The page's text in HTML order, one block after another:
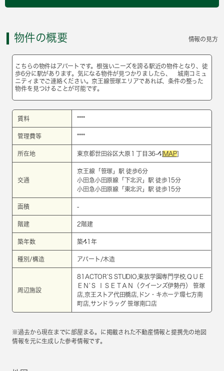
物件の概要 情報の見方
こちらの物件はアパートです。根強いニーズを誇る駅近の物件となり、徒
歩6分に駅があります。気になる物件が見つかりましたら、 城南コミュ
ニティまでご連絡ください。京王線笹塚エリアであれば、条件の整った
物件を見つけることが可能です。
賃料 ****
管理費等 ****
所在地 東京都世田谷区大原１丁目36-4[ MAP]
交通
京王線 「 笹塚 」駅 徒歩6分
小田急小田原線 「 下北沢 」駅 徒歩15分
小田急小田原線 「 東北沢 」駅 徒歩15分
面積 -
階建 2階建
築年数 築41年
種別/構造 アパート/木造
周辺施設
81ACTOR’S STUDIO,東放学園専門学校,ＱＵＥ
ＥＮ’Ｓ ＩＳＥＴＡＮ（クイーンズ伊勢丹） 笹塚
店,京王ストア代田橋店,ドン・キホーテ環七方南
町店,サンドラッグ 笹塚南口店
※過去から現在までに部屋まる。に掲載された不動産情報と提携先の地図
情報を元に生成した参考情報です。